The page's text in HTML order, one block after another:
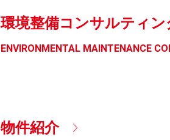
環境整備コンサルティン
ENVIRONMENTAL MAINTENANCE
物件紹介